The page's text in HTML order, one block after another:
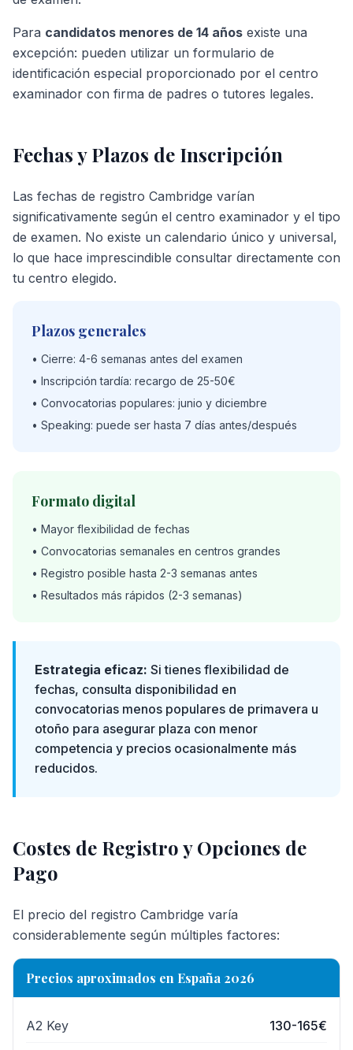
Para candidatos menores de 14 años existe una
excepción: pueden utilizar un formulario de
identificación especial proporcionado por el centro
examinador con firma de padres o tutores legales.
Fechas y Plazos de Inscripción
Las fechas de registro Cambridge varían
significativamente según el centro examinador y el tipo
de examen. No existe un calendario único y universal,
lo que hace imprescindible consultar directamente con
tu centro elegido.
Plazos generales
• Cierre: 4-6 semanas antes del examen
• Inscripción tardía: recargo de 25-50€
• Convocatorias populares: junio y diciembre
• Speaking: puede ser hasta 7 días antes/después
Formato digital
• Mayor flexibilidad de fechas
• Convocatorias semanales en centros grandes
• Registro posible hasta 2-3 semanas antes
• Resultados más rápidos (2-3 semanas)
Estrategia eficaz: Si tienes flexibilidad de
fechas, consulta disponibilidad en
convocatorias menos populares de primavera u
otoño para asegurar plaza con menor
competencia y precios ocasionalmente más
reducidos.
Costes de Registro y Opciones de
Pago
El precio del registro Cambridge varía
considerablemente según múltiples factores:
Precios aproximados en España 2026
A2 Key 130-165€